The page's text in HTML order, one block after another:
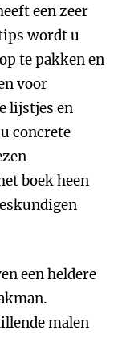
een zeer
wordt u
te pakken en
voor
lijstjes en
concrete
boek heen
een heldere
malen